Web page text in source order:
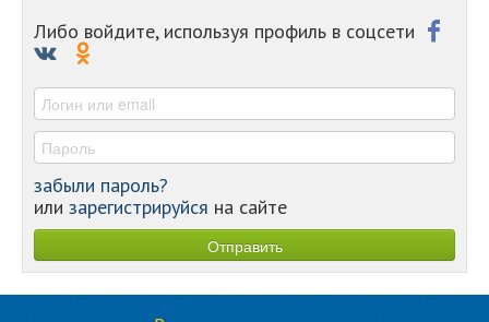
-
Либо войдите, используя профиль в соцсети
забыли пароль?
или зарегистрируйся на сайте